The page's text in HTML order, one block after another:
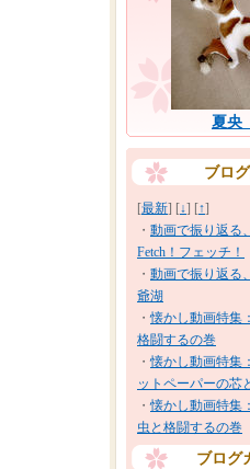
夏央
ブロ
[最新] [↓] [↑]
・ 動画で振り返る
Fetch！フェッチ！
・ 動画で振り返る
爺湖
・懐かし動画特集
格闘するの巻
・懐かし動画特集
ットペーパーの芯
・懐かし動画特集
虫と格闘するの巻
ブログ